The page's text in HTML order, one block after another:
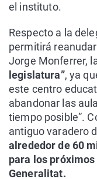
el instituto.
Respecto a la
permitirá
Jorge Monferrer,
legislatura”, ya
este centro
abandonar las
tiempo posible”.
antiguo varadero
alrededor de 60
para los
Generalitat.